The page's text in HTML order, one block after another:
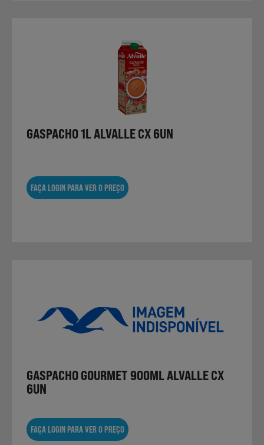
GASPACHO 1L ALVALLE CX 6UN
FAÇA LOGIN PARA VER O PREÇO
GASPACHO GOURMET 900ML ALVALLE CX
6UN
FAÇA LOGIN PARA VER O PREÇO